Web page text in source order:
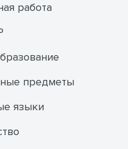
работа
предметы
языки